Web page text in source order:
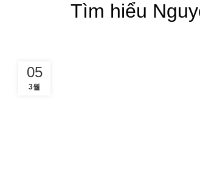
Tìm hiểu
05
3월